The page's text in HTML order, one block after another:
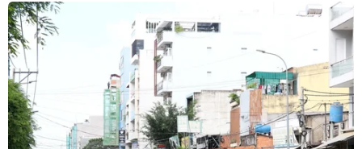
Trong cuộc bầu cử Thượng viện Nhật Bản, liên minh
cầm quyền giành thắng lợi lớn với 76 ghế trong tổng số
125 ghế được bầu lại, trong đó LDP giành được 63 ghế
và đảng Công minh giành được 13 ghế.